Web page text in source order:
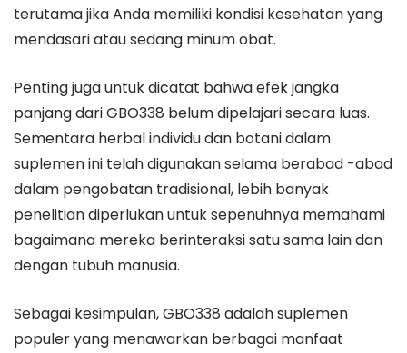
terutama jika Anda memiliki kondisi kesehatan yang
mendasari atau sedang minum obat.
Penting juga untuk dicatat bahwa efek jangka
panjang dari GBO338 belum dipelajari secara luas.
Sementara herbal individu dan botani dalam
suplemen ini telah digunakan selama berabad -abad
dalam pengobatan tradisional, lebih banyak
penelitian diperlukan untuk sepenuhnya memahami
bagaimana mereka berinteraksi satu sama lain dan
dengan tubuh manusia.
Sebagai kesimpulan, GBO338 adalah suplemen
populer yang menawarkan berbagai manfaat